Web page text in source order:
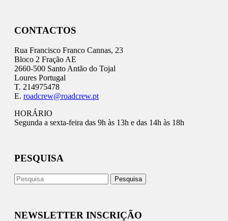
CONTACTOS
Rua Francisco Franco Cannas, 23
Bloco 2 Fração AE
2660-500 Santo Antão do Tojal
Loures Portugal
T. 214975478
E. roadcrew@roadcrew.pt
HORÁRIO
Segunda a sexta-feira das 9h às 13h e das 14h às 18h
PESQUISA
NEWSLETTER INSCRIÇÃO